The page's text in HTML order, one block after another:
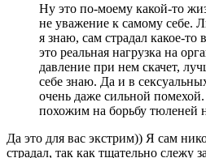
Ну это по-моему какой-то
не уважение к самому себе.
я знаю, сам страдал какое-то
это реальная нагрузка на
давление при нем скачет,
себе знаю. Да и в
очень даже сильной
похожим на борьбу тюленей
Да это для вас экстрим)) Я сам
страдал, так как тщательно слежу